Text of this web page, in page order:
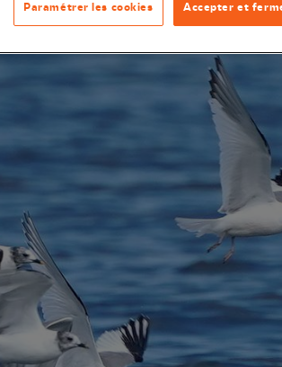
Accepter et
Paramétrer les cookies